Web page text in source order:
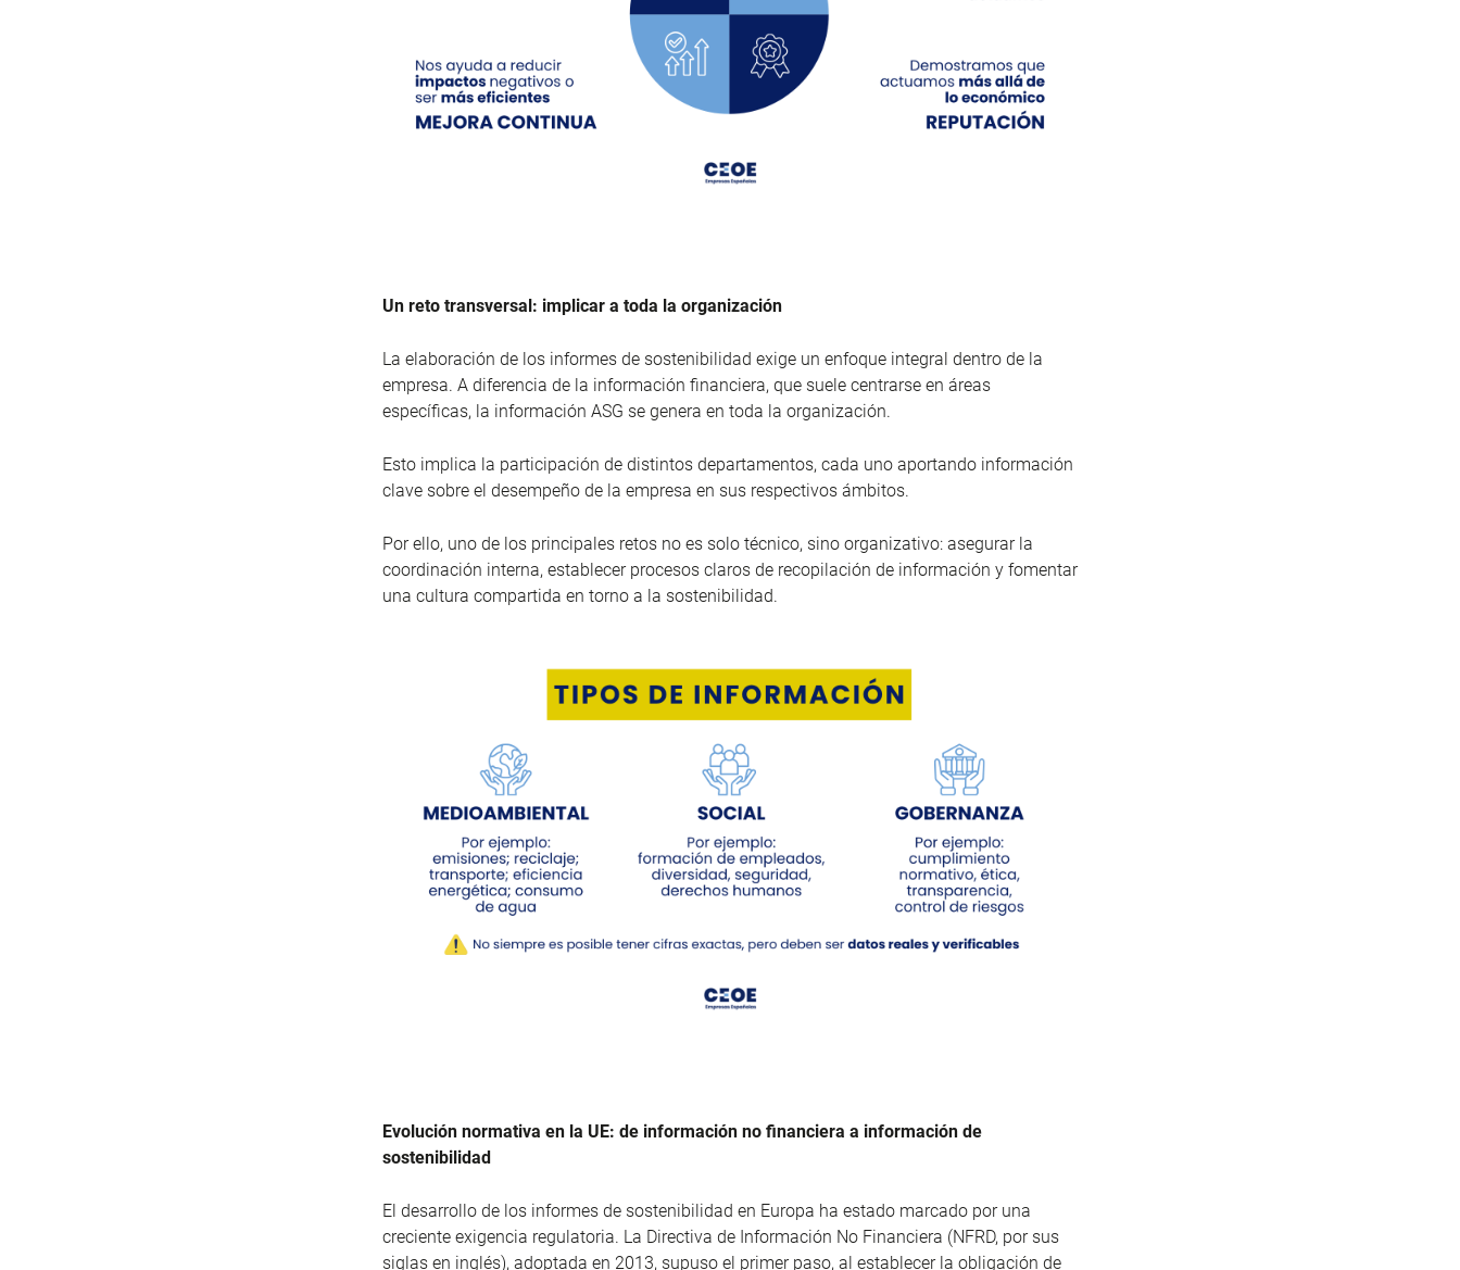
Un reto transversal: implicar a toda la organización
La elaboración de los informes de sostenibilidad exige un enfoque integral dentro de la
empresa. A diferencia de la información financiera, que suele centrarse en áreas
específicas, la información ASG se genera en toda la organización.
Esto implica la participación de distintos departamentos, cada uno aportando información
clave sobre el desempeño de la empresa en sus respectivos ámbitos.
Por ello, uno de los principales retos no es solo técnico, sino organizativo: asegurar la
coordinación interna, establecer procesos claros de recopilación de información y fomentar
una cultura compartida en torno a la sostenibilidad.
Evolución normativa en la UE: de información no financiera a información de
sostenibilidad
El desarrollo de los informes de sostenibilidad en Europa ha estado marcado por una
creciente exigencia regulatoria. La Directiva de Información No Financiera (NFRD, por sus
siglas en inglés), adoptada en 2013, supuso el primer paso, al establecer la obligación de